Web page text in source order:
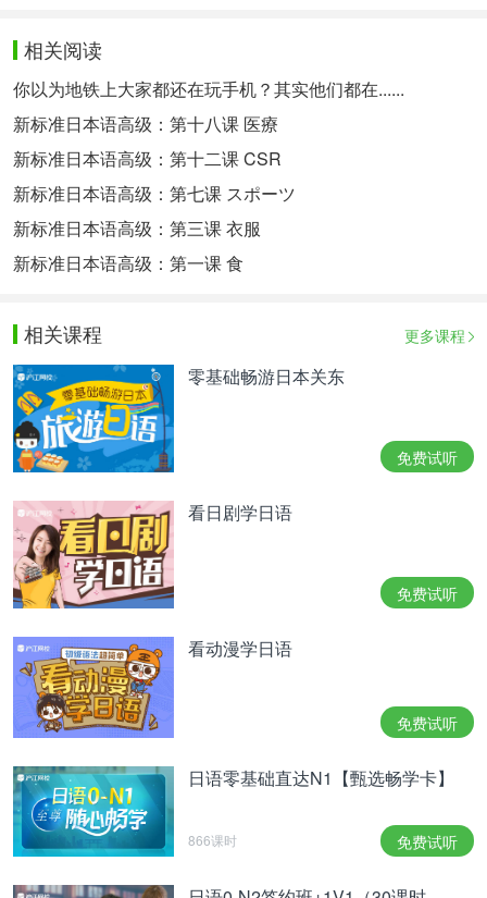
の予想の不正確さ、肉の保存についてが課題になっ
てくるのじゃなかろうかと思います。しかし、きっ
と時間があるからいっぱい本読んで、いっぱい山を
歩くから健康的な生活になるのだろうな～、と楽観
的にも考えております」と推測した。
他推测：“预计洗澡和洗衣将有困难，还有天气预报
的不准确性、肉类的保存等都可能成为问题。但我乐
观地认为，我肯定会有很多时间读书、在山中行走，
应该会过上健康的生活吧”。
かなりストイックな暮らしを送るようだが、東出は
《この生活に妻子は入らず，私と、愛犬シーちゃん
で臨みます》とも記しており、Xでは疑問の声があ
がっている。
听起来他将要过一段相当艰辛的生活，但东出也表
小C一起挑战”。对此X上出现了质疑的声音：
相关阅读
你以为地铁上大家都还在玩手机？其实他们都在......
新标准日本语高级：第十八课 医療
新标准日本语高级：第十二课 CSR
新标准日本语高级：第七课 スポーツ
新标准日本语高级：第三课 衣服
新标准日本语高级：第一课 食
相关课程 更多课程
零基础畅游日本关东
免费试听
看日剧学日语
免费试听
看动漫学日语
免费试听
日语零基础直达N1【甄选畅学卡】
866课时 免费试听